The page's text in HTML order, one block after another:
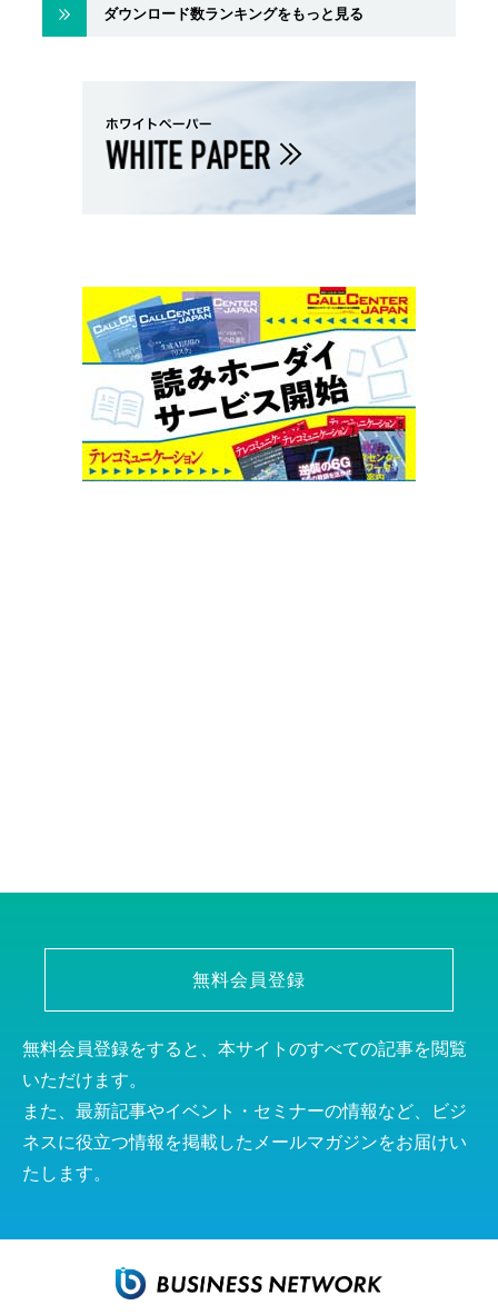
ダウンロード数ランキングをもっと見る
無料会員登録
無料会員登録をすると、本サイトのすべての記事を閲覧
いただけます。
また、最新記事やイベント・セミナーの情報など、ビジ
ネスに役立つ情報を掲載したメールマガジンをお届けい
たします。